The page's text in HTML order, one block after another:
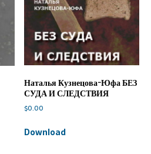
Наталья Кузнецова-Юфа БЕЗ
СУДА И СЛЕДСТВИЯ
$0.00
Download